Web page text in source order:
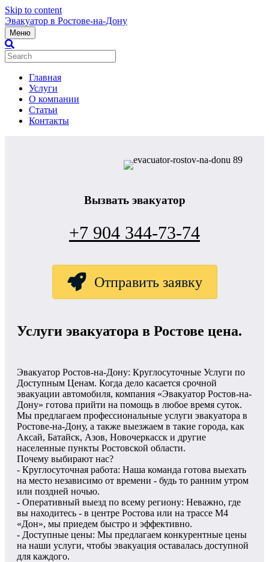
Skip to content
Эвакуатор в Ростове-на-Дону
Меню
Главная
Услуги
О компании
Статьи
Контакты
Вызвать эвакуатор
+7 904 344-73-74
Отправить заявку
Услуги эвакуатора в Ростове цена.
Эвакуатор Ростов-на-Дону: Круглосуточные Услуги по
Доступным Ценам. Когда дело касается срочной
эвакуации автомобиля, компания «Эвакуатор Ростов-на-
Дону» готова прийти на помощь в любое время суток.
Мы предлагаем профессиональные услуги эвакуатора в
Ростове-на-Дону, а также выезжаем в такие города, как
Аксай, Батайск, Азов, Новочеркасск и другие
населенные пункты Ростовской области.
Почему выбирают нас?
- Круглосуточная работа: Наша команда готова выехать
на место независимо от времени - будь то ранним утром
или поздней ночью.
- Оперативный выезд по всему региону: Неважно, где
вы находитесь - в центре Ростова или на трассе М4
«Дон», мы приедем быстро и эффективно.
- Доступные цены: Мы предлагаем конкурентные цены
на наши услуги, чтобы эвакуация оставалась доступной
для каждого.